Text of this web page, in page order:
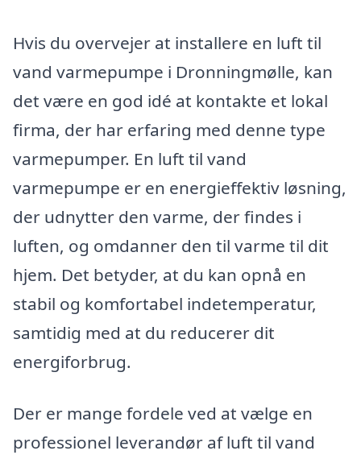
Hvis du overvejer at installere en luft til
vand varmepumpe i Dronningmølle, kan
det være en god idé at kontakte et lokal
firma, der har erfaring med denne type
varmepumper. En luft til vand
varmepumpe er en energieffektiv løsning,
der udnytter den varme, der findes i
luften, og omdanner den til varme til dit
hjem. Det betyder, at du kan opnå en
stabil og komfortabel indetemperatur,
samtidig med at du reducerer dit
energiforbrug.
Der er mange fordele ved at vælge en
professionel leverandør af luft til vand